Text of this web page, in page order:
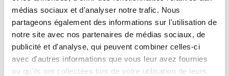
médias sociaux et d'analyser notre trafic. Nous
partageons également des informations sur l'utilisation de
notre site avec nos partenaires de médias sociaux, de
publicité et d'analyse, qui peuvent combiner celles-ci
avec d'autres informations que vous leur avez fournies
ou qu'ils ont collectées lors de votre utilisation de leurs